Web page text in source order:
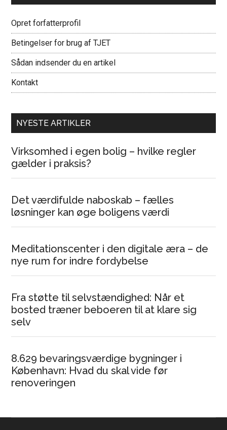
Opret forfatterprofil
Betingelser for brug af TJET
Sådan indsender du en artikel
Kontakt
NYESTE ARTIKLER
Virksomhed i egen bolig – hvilke regler
gælder i praksis?
Det værdifulde naboskab – fælles
løsninger kan øge boligens værdi
Meditationscenter i den digitale æra – de
nye rum for indre fordybelse
Fra støtte til selvstændighed: Når et
bosted træner beboeren til at klare sig
selv
8.629 bevaringsværdige bygninger i
København: Hvad du skal vide før
renoveringen